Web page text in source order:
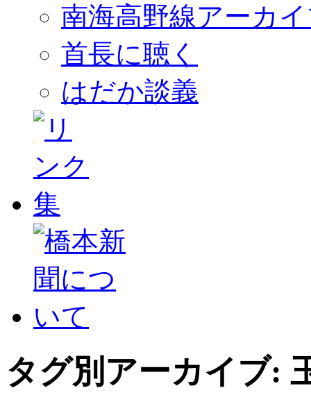
南海高野線アーカ
首長に聴く
はだか談義
タグ別アーカイブ: